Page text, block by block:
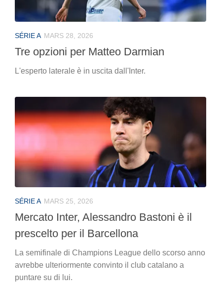
SÉRIE A MARS 28, 2026
Tre opzioni per Matteo Darmian
L'esperto laterale è in uscita dall'Inter.
SÉRIE A MARS 25, 2026
Mercato Inter, Alessandro Bastoni è il
prescelto per il Barcellona
La semifinale di Champions League dello scorso anno
avrebbe ulteriormente convinto il club catalano a
puntare su di lui.